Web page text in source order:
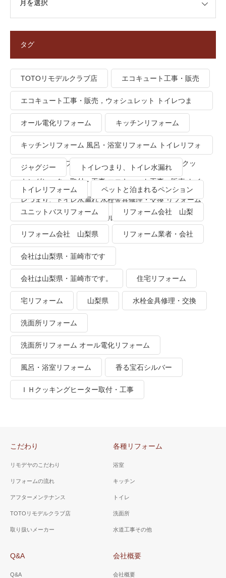
タグ
TOTOリモデルクラブ店 エコキュート工事・販売
エコキュート工事・販売，ウォシュレット トイレつま
り、トイレ水漏れ
オール電化リフォーム キッチンリフォーム
キッチンリフォーム 風呂・浴室リフォーム トイレリフォ
ーム 洗面所リフォーム オール電化リフォーム ＩＨクッ
キングヒーター取付・工事 エコキュート工事・販売 トイ
レつまり、トイレ水漏れ 水栓金具修理・交換 リフォーム
業者・会社 ＴＯＴＯリモデルクラブ
ジャグジー トイレつまり、トイレ水漏れ
トイレリフォーム ペットと泊まれるペンション
ユニットバスリフォーム リフォーム会社 山梨
リフォーム会社 山梨県 リフォーム業者・会社
会社は山梨県・韮崎市です
会社は山梨県・韮崎市です。 住宅リフォーム
宅リフォーム 山梨県 水栓金具修理・交換
洗面所リフォーム
洗面所リフォーム オール電化リフォーム
風呂・浴室リフォーム 香る宝石シルバー
ＩＨクッキングヒーター取付・工事
こだわり
リモデヤのこだわり
リフォームの流れ
アフターメンテナンス
TOTOリモデルクラブ店
取り扱いメーカー
各種リフォーム
浴室
キッチン
トイレ
洗面所
水道工事その他
Q&A
Q&A
会社概要
会社概要